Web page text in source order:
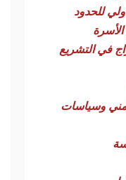
للحدود
في التشريع
وسياسات